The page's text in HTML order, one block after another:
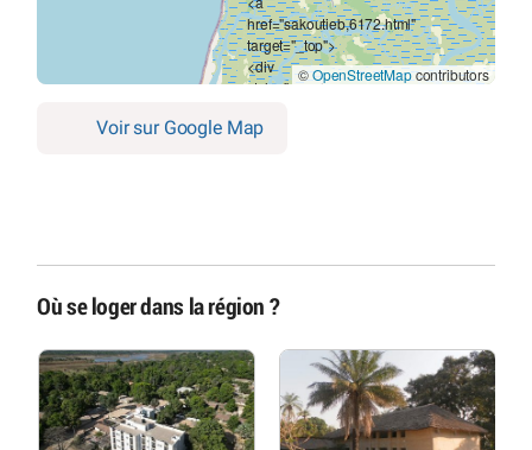
©OpenStreetMapcontributors
Voir sur Google Map
Où se loger dans la région ?